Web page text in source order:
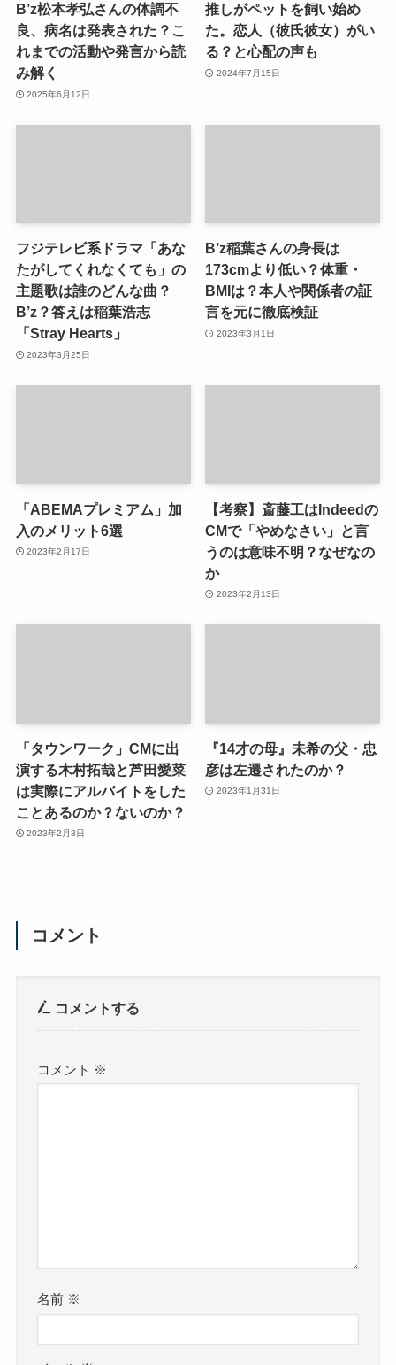
B’z松本孝弘さんの体調不
良、病名は発表された？こ
れまでの活動や発言から読
み解く
2025年6月12日
推しがペットを飼い始め
た。恋人（彼氏彼女）がい
る？と心配の声も
2024年7月15日
フジテレビ系ドラマ「あな
たがしてくれなくても」の
主題歌は誰のどんな曲？
B’z？答えは稲葉浩志
「Stray Hearts」
2023年3月25日
B’z稲葉さんの身長は
173cmより低い？体重・
BMIは？本人や関係者の証
言を元に徹底検証
2023年3月1日
「ABEMAプレミアム」加
入のメリット6選
2023年2月17日
【考察】斎藤工はIndeedの
CMで「やめなさい」と言
うのは意味不明？なぜなの
か
2023年2月13日
「タウンワーク」CMに出
演する木村拓哉と芦田愛菜
は実際にアルバイトをした
ことあるのか？ないのか？
2023年2月3日
『14才の母』未希の父・忠
彦は左遷されたのか？
2023年1月31日
コメント
コメントする
コメント ※
名前 ※